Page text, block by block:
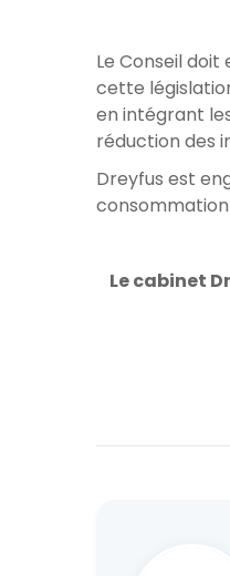
Le Conseil
cette
en intégrant
réduction des
Dreyfus est
consommation
Le cabinet